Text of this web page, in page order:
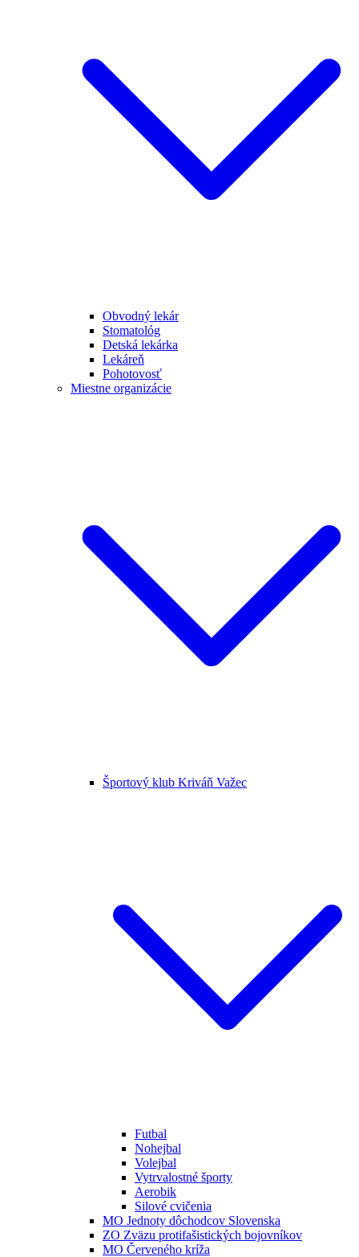
Obvodný lekár
Stomatológ
Detská lekárka
Lekáreň
Pohotovosť
Miestne organizácie
Športový klub Kriváň Važec
Futbal
Nohejbal
Volejbal
Vytrvalostné športy
Aerobik
Silové cvičenia
MO Jednoty dôchodcov Slovenska
ZO Zväzu protifašistických bojovníkov
MO Červeného kríža